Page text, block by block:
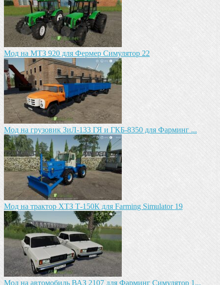
Мод на МТЗ 920 для Фермер Симулятор 22
Мод на грузовик ЗиЛ-133 ГЯ и ГКБ-8350 для Фарминг ...
Мод на трактор ХТЗ Т-150К для Farming Simulator 19
Мод на автомобиль ВАЗ 2107 для Фарминг Симулятор 1...